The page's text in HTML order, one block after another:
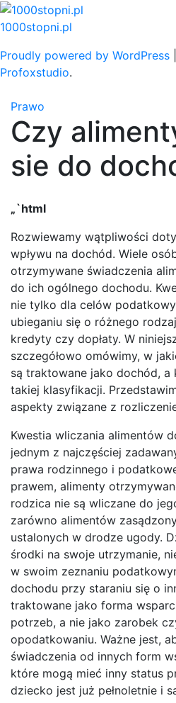
Skip
to
1000stopni.pl
Proudly powered by WordPress
Profoxstudio.
Prawo
Czy
sie do
„`html
Rozwiewamy wątpliwości
wpływu na dochód. Wiele
otrzymywane świadczenia
do ich ogólnego dochodu.
nie tylko dla celów
ubieganiu się o różnego
kredyty czy dopłaty. W
szczegółowo omówimy, w
są traktowane jako dochód, a
takiej klasyfikacji.
aspekty związane z
Kwestia wliczania alimentów
jednym z najczęściej
prawa rodzinnego i
prawem, alimenty
rodzica nie są wliczane do
zarówno alimentów
ustalonych w drodze ugody.
środki na swoje utrzymanie,
w swoim zeznaniu
dochodu przy staraniu się o
traktowane jako forma
potrzeb, a nie jako zarobek
opodatkowaniu. Ważne jest,
świadczenia od innych form
które mogą mieć inny status
dziecko jest już pełnoletnie i